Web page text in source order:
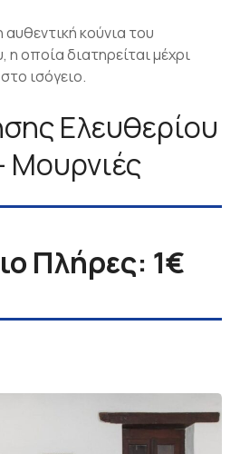
αυθεντική κούνια του
η οποία διατηρείται μέχρι
ισόγειο.
Ελευθερίου
Μουρνιές
Πλήρες: 1€